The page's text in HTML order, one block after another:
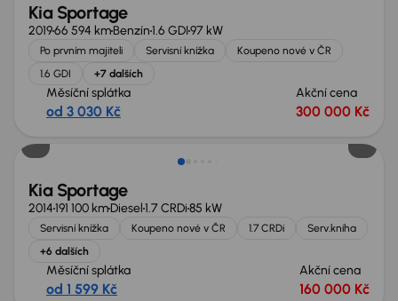
Kia Sportage
201966 594 kmBenzín1.6 GDI97 kW
Po prvním majiteli Servisní knížka
Koupeno nové v ČR
1.6 GDI
+7 dalších
Měsíční splátka
od 3 030 Kč
Akční cena
300 000 Kč
Zlevněno o 10 000 Kč
Kia Sportage
2014191 100 kmDiesel1.7 CRDi85 kW
Servisní knížka Koupeno nové v ČR 1.7 CRDi
Serv.kniha
+6 dalších
Měsíční splátka
od 1 599 Kč
Akční cena
160 000 Kč